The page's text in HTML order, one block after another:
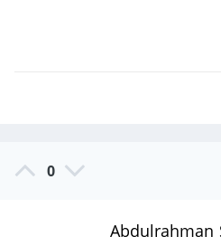
0
Abdulrahman